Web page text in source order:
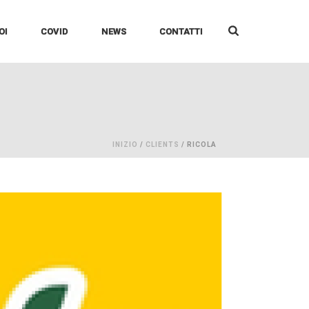
COVID NEWS CONTATTI
INIZIO / CLIENTS / RICOLA